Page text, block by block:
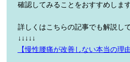
確認してみることをおすすめします
詳しくはこちらの記事でも解説して
↓↓↓↓↓
【慢性腰痛が改善しない本当の理由